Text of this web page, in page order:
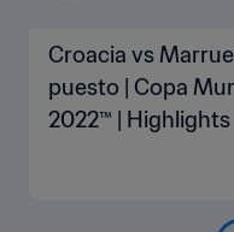
Croacia vs
puesto | Copa
2022™ | Highlights